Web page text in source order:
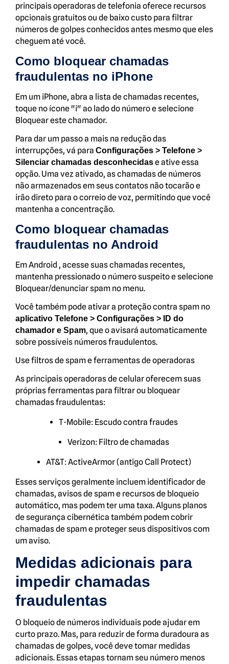
principais operadoras de telefonia oferece recursos
opcionais gratuitos ou de baixo custo para filtrar
números de golpes conhecidos antes mesmo que eles
cheguem até você.
Como bloquear chamadas
fraudulentas no iPhone
Em um iPhone, abra a lista de chamadas recentes,
toque no ícone "i" ao lado do número e selecione
Bloquear este chamador.
Para dar um passo a mais na redução das
interrupções, vá para Configurações > Telefone >
Silenciar chamadas desconhecidase ative essa
opção. Uma vez ativado, as chamadas de números
não armazenados em seus contatos não tocarão e
irão direto para o correio de voz, permitindo que você
mantenha a concentração.
Como bloquear chamadas
fraudulentas no Android
Em Android , acesse suas chamadas recentes,
mantenha pressionado o número suspeito e selecione
Bloquear/denunciar spam no menu.
Você também pode ativar a proteção contra spam no
aplicativo Telefone > Configurações > ID do
chamador e Spam, que o avisará automaticamente
sobre possíveis números fraudulentos.
Use filtros de spam e ferramentas de operadoras
As principais operadoras de celular oferecem suas
próprias ferramentas para filtrar ou bloquear
chamadas fraudulentas:
T-Mobile: Escudo contra fraudes
Verizon: Filtro de chamadas
AT&T: ActiveArmor (antigo Call Protect)
Esses serviços geralmente incluem identificador de
chamadas, avisos de spam e recursos de bloqueio
automático, mas podem ter uma taxa. Alguns planos
de segurança cibernética também podem cobrir
chamadas de spam e proteger seus dispositivos com
um aviso.
Medidas adicionais para
impedir chamadas
fraudulentas
O bloqueio de números individuais pode ajudar em
curto prazo. Mas, para reduzir de forma duradoura as
chamadas de golpes, você deve tomar medidas
adicionais. Essas etapas tornam seu número menos